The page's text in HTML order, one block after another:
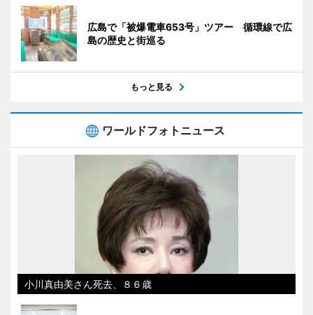
広島で「被爆電車653号」ツアー 循環線で広
島の歴史と街巡る
もっと見る
ワールドフォトニュース
小川真由美さん死去、８６歳